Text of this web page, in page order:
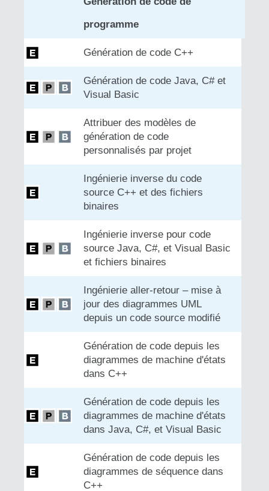
programme
Génération de code C++
Génération de code Java, C# et
Visual Basic
Attribuer des modèles de
génération de code
personnalisés par projet
Ingénierie inverse du code
source C++ et des fichiers
binaires
Ingénierie inverse pour code
source Java, C#, et Visual Basic
et fichiers binaires
Ingénierie aller-retour – mise à
jour des diagrammes UML
depuis un code source modifié
Génération de code depuis les
diagrammes de machine d'états
dans C++
Génération de code depuis les
diagrammes de machine d'états
dans Java, C#, et Visual Basic
Génération de code depuis les
diagrammes de séquence dans
C++